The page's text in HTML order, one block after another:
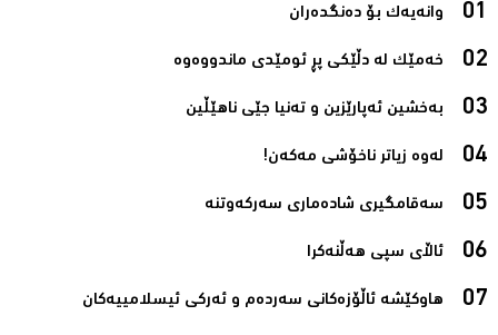
وانەیەک بۆ دەنگدەران‌
خەمێک لە دڵێکی پڕ ئومێدی ماندووەوە‌
بەخشین ئەپارێزین و تەنیا جێی ناھێڵین‌
لەوە زیاتر ناخۆشی مەکەن!‌
سەقامگیری شادەماری سەرکەوتنە‌
ئاڵای سپی هەڵنەکرا‌
هاوکێشە ئاڵۆزەکانی سەردەم و ئەرکی ئیسلامیيەکان‌